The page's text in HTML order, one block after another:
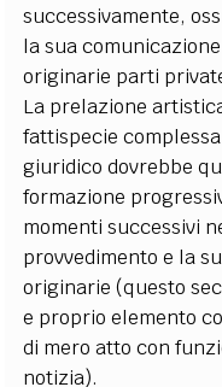
successivamente,
la sua
originarie parti
La prelazione
fattispecie
giuridico dovrebbe
formazione
momenti successivi
provvedimento e la
originarie (questo
e proprio elemento
di mero atto con
notizia).